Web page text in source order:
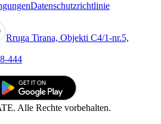
Datenschutzrichtlinie
Rruga Tirana, Objekti C4/1-nr.5,
444
Alle Rechte vorbehalten.